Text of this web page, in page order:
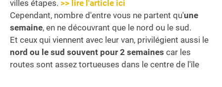
villes étapes. >> lire l'article ici
Cependant, nombre d'entre vous ne partent qu'une
semaine, en ne découvrant que le nord ou le sud.
Et ceux qui viennent avec leur van, privilégient aussi le
nord ou le sud souvent pour 2 semaines car les
routes sont assez tortueuses dans le centre de l'île